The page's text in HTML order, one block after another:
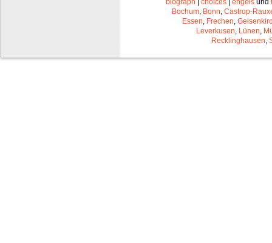
biograph choices engels und
Bochum, Bonn, Castrop-
Essen, Frechen,
Leverkusen, Lünen,
Recklinghausen,